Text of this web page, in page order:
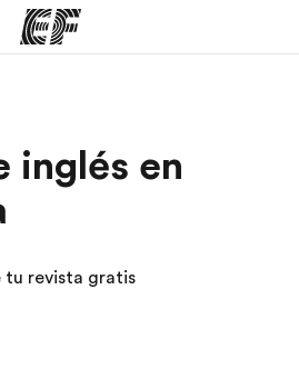
inglés en
tu revista gratis